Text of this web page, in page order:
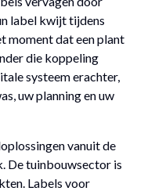
label kwijt tijdens
moment dat een plant
die koppeling
systeem erachter,
uw planning en uw
vanuit de
De tuinbouwsector is
Labels voor